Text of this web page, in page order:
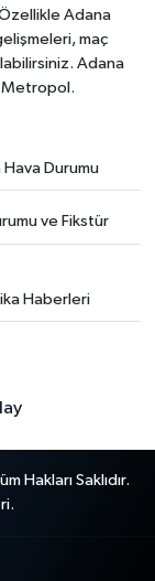
Adana
maç
Adana
Metropol.
Hava Durumu
ve Fikstür
Haberleri
Hakları Saklıdır.